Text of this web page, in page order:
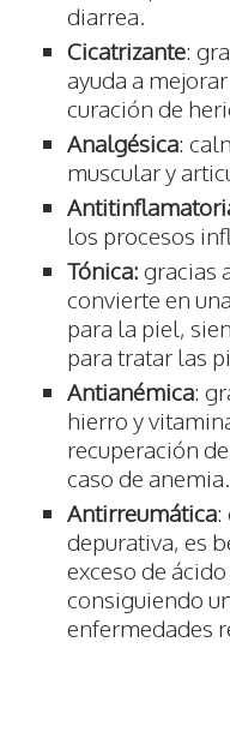
diarrea.
Cicatrizante:
ayuda a
curación de
Analgésica:
muscular y
los procesos
Tónica: gracias
convierte en
para la piel,
para tratar las
Antianémica:
hierro y
recuperación
caso de anemia.
Antirreumática:
depurativa, es
exceso de
consiguiendo
enfermedades